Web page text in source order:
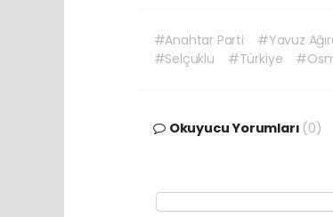
#Anahtar Parti #Yavuz
#Selçuklu
#Türkiye
Okuyucu Yorumları (0)